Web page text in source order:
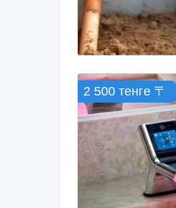
2 500 тенге 〒